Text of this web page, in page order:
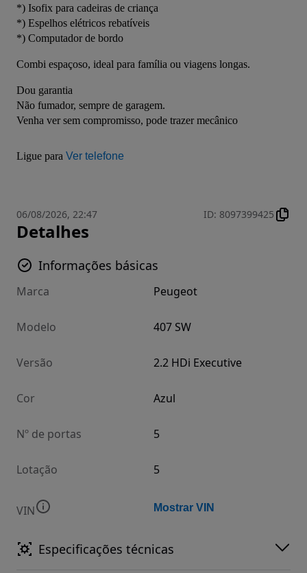
*) Isofix para cadeiras de criança
*) Espelhos elétricos rebatíveis
*) Computador de bordo
Combi espaçoso, ideal para família ou viagens longas.
Dou garantia
Não fumador, sempre de garagem.
Venha ver sem compromisso, pode trazer mecânico
Ligue para Ver telefone
06/08/2026, 22:47 ID: 8097399425
Detalhes
Informações básicas
Marca Peugeot
Modelo 407 SW
Versão 2.2 HDi Executive
Cor Azul
Nº de portas 5
Lotação 5
VIN Mostrar VIN
Especificações técnicas